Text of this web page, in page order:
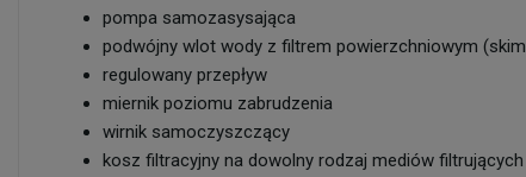
pompa samozasysająca
podwójny wlot wody z filtrem powierzchniowym
regulowany przepływ
miernik poziomu zabrudzenia
wirnik samoczyszczący
kosz filtracyjny na dowolny rodzaj mediów filtrujących